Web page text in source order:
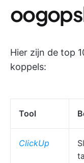
Hier zijn de top
koppels:
Tool
ClickUp